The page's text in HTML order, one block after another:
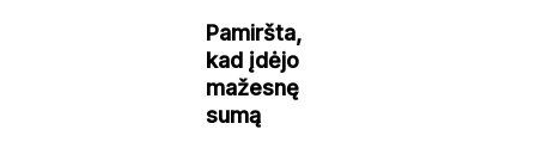
Pamiršta,
kad įdėjo
mažesnę
sumą